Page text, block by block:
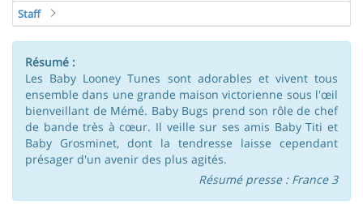
Staff
Résumé :
Les Baby Looney Tunes sont adorables et vivent tous
ensemble dans une grande maison victorienne sous l'œil
bienveillant de Mémé. Baby Bugs prend son rôle de chef
de bande très à cœur. Il veille sur ses amis Baby Titi et
Baby Grosminet, dont la tendresse laisse cependant
présager d'un avenir des plus agités.
Résumé presse : France 3